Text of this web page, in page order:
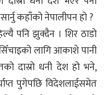
कहाँको नेपालीपन हो ?
पनि झुक्दैन । शिर ठाडो
लागि आकाशे पानी
दास्रो धनी देश हो भने,
पुगेपछि विदेशलाईसमेत